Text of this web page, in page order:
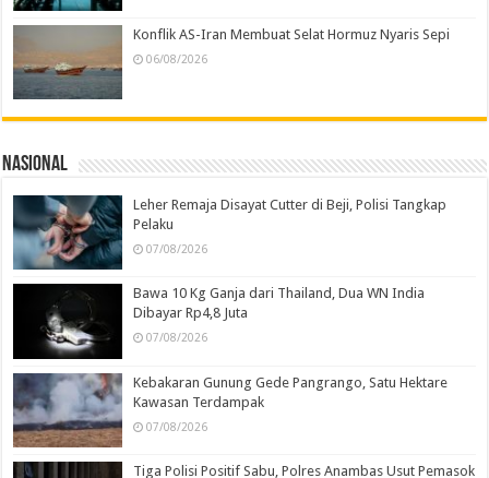
Konflik AS-Iran Membuat Selat Hormuz Nyaris Sepi
06/08/2026
Nasional
Leher Remaja Disayat Cutter di Beji, Polisi Tangkap
Pelaku
07/08/2026
Bawa 10 Kg Ganja dari Thailand, Dua WN India
Dibayar Rp4,8 Juta
07/08/2026
Kebakaran Gunung Gede Pangrango, Satu Hektare
Kawasan Terdampak
07/08/2026
Tiga Polisi Positif Sabu, Polres Anambas Usut Pemasok